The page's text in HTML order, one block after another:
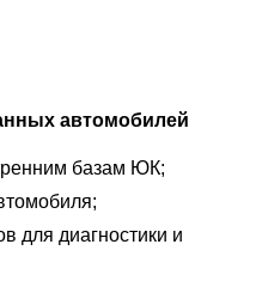
автомобилей
базам ЮК;
для диагностики и